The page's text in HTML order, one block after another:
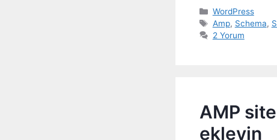
Kategoriler
WordPress
Etiketler
Amp, Schema,
2 Yorum
AMP
ekleyin